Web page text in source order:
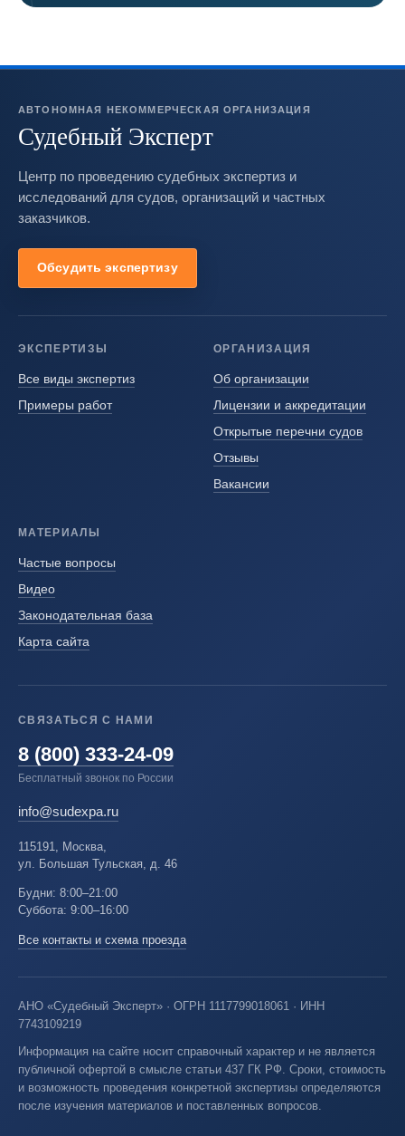
АВТОНОМНАЯ НЕКОММЕРЧЕСКАЯ ОРГАНИЗАЦИЯ
Судебный Эксперт
Центр по проведению судебных экспертиз и
исследований для судов, организаций и частных
заказчиков.
Обсудить экспертизу
ЭКСПЕРТИЗЫ
Все виды экспертиз
Примеры работ
ОРГАНИЗАЦИЯ
Об организации
Лицензии и аккредитации
Открытые перечни судов
Отзывы
Вакансии
МАТЕРИАЛЫ
Частые вопросы
Видео
Законодательная база
Карта сайта
СВЯЗАТЬСЯ С НАМИ
8 (800) 333-24-09
Бесплатный звонок по России
info@sudexpa.ru
115191, Москва,
ул. Большая Тульская, д. 46
Будни: 8:00–21:00
Суббота: 9:00–16:00
Все контакты и схема проезда
АНО «Судебный Эксперт» · ОГРН 1117799018061 · ИНН
7743109219
Информация на сайте носит справочный характер и не является
публичной офертой в смысле статьи 437 ГК РФ. Сроки, стоимость
и возможность проведения конкретной экспертизы определяются
после изучения материалов и поставленных вопросов.